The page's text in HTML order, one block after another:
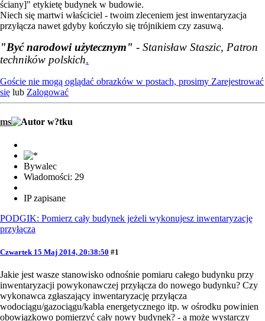
ściany]" etykietę budynek w budowie.
Niech się martwi właściciel - twoim zleceniem jest inwentaryzacja
przyłącza nawet gdyby kończyło się trójnikiem czy zasuwą.
"Być narodowi użytecznym" - Stanisław Staszic, Patron
techników polskich.
Goście nie mogą oglądać obrazków w postach, prosimy Zarejestrować
się lub Zalogować
ms
Bywalec
Wiadomości: 29
IP zapisane
PODGIK: Pomierz cały budynek jeżeli wykonujesz inwentaryzację
przyłącza
Czwartek 15 Maj 2014, 20:38:50 #1
Jakie jest wasze stanowisko odnośnie pomiaru całego budynku przy
inwentaryzacji powykonawczej przyłącza do nowego budynku? Czy
wykonawca zgłaszający inwentaryzację przyłącza
wodociągu/gazociągu/kabla energetycznego itp. w ośrodku powinien
obowiązkowo pomierzyć cały nowy budynek? - a może wystarczy